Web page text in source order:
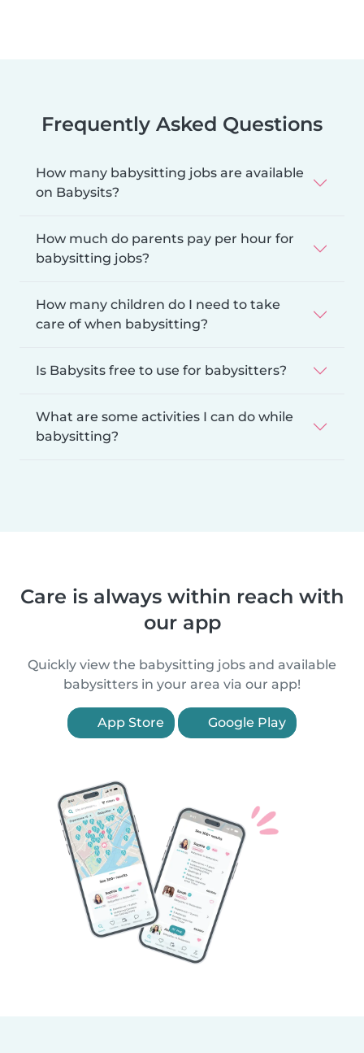
Frequently Asked Questions
How many babysitting jobs are available
on Babysits?
How much do parents pay per hour for
babysitting jobs?
How many children do I need to take
care of when babysitting?
Is Babysits free to use for babysitters?
What are some activities I can do while
babysitting?
Care is always within reach with
our app
Quickly view the babysitting jobs and available
babysitters in your area via our app!
App Store Google Play